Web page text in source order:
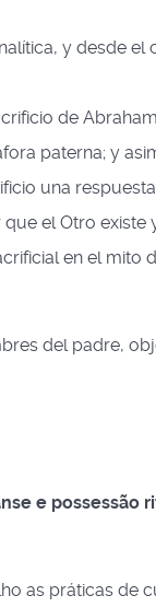
y desde
de
paterna; y
una
el Otro
en el mito
del padre,
e possessão
as práticas de